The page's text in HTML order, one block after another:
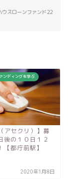
ウスローンファンド22
ンディングを学ぶ
アセクリ）】募
後の１０日１２
【都庁前駅】
2020年1月8日